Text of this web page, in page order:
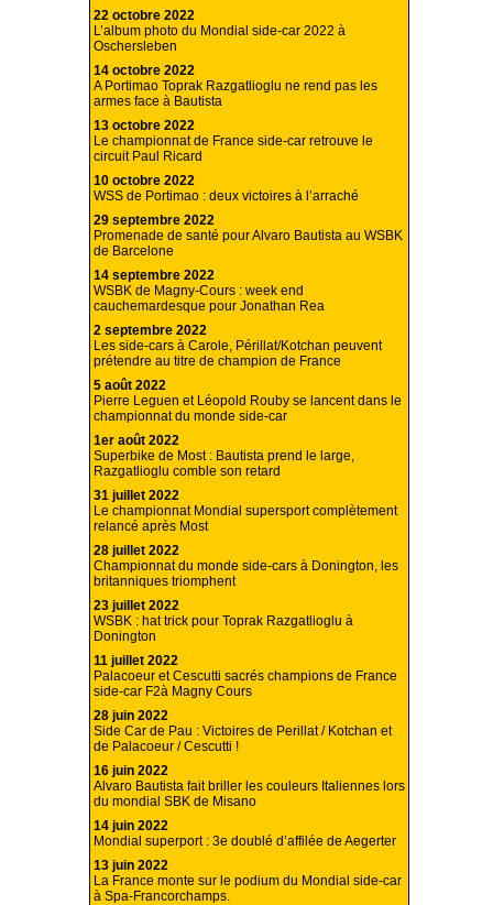
22 octobre 2022
L’album photo du Mondial side-car 2022 à
Oschersleben
14 octobre 2022
A Portimao Toprak Razgatlioglu ne rend pas les
armes face à Bautista
13 octobre 2022
Le championnat de France side-car retrouve le
circuit Paul Ricard
10 octobre 2022
WSS de Portimao : deux victoires à l’arraché
29 septembre 2022
Promenade de santé pour Alvaro Bautista au WSBK
de Barcelone
14 septembre 2022
WSBK de Magny-Cours : week end
cauchemardesque pour Jonathan Rea
2 septembre 2022
Les side-cars à Carole, Périllat/Kotchan peuvent
prétendre au titre de champion de France
5 août 2022
Pierre Leguen et Léopold Rouby se lancent dans le
championnat du monde side-car
1er août 2022
Superbike de Most : Bautista prend le large,
Razgatlioglu comble son retard
31 juillet 2022
Le championnat Mondial supersport complètement
relancé après Most
28 juillet 2022
Championnat du monde side-cars à Donington, les
britanniques triomphent
23 juillet 2022
WSBK : hat trick pour Toprak Razgatlioglu à
Donington
11 juillet 2022
Palacoeur et Cescutti sacrés champions de France
side-car F2à Magny Cours
28 juin 2022
Side Car de Pau : Victoires de Perillat / Kotchan et
de Palacoeur / Cescutti !
16 juin 2022
Alvaro Bautista fait briller les couleurs Italiennes lors
du mondial SBK de Misano
14 juin 2022
Mondial superport : 3e doublé d’affilée de Aegerter
13 juin 2022
La France monte sur le podium du Mondial side-car
à Spa-Francorchamps.